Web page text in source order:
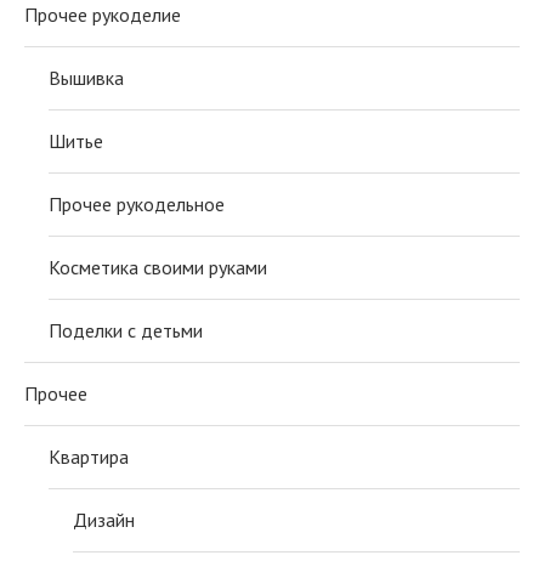
Прочее рукоделие
Вышивка
Шитье
Прочее рукодельное
Косметика своими руками
Поделки с детьми
Прочее
Квартира
Дизайн